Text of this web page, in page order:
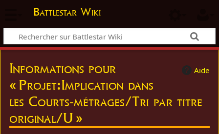
Battlestar Wiki
Aide
Informations pour
« Projet:Implication dans
les Courts-métrages/Tri par titre
original/U »